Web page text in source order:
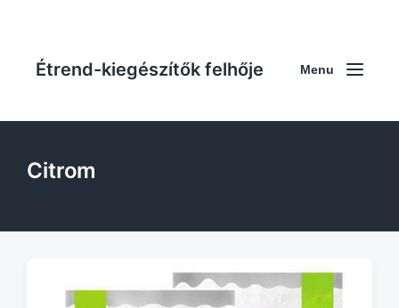
Étrend-kiegészítők felhője Menu
Citrom